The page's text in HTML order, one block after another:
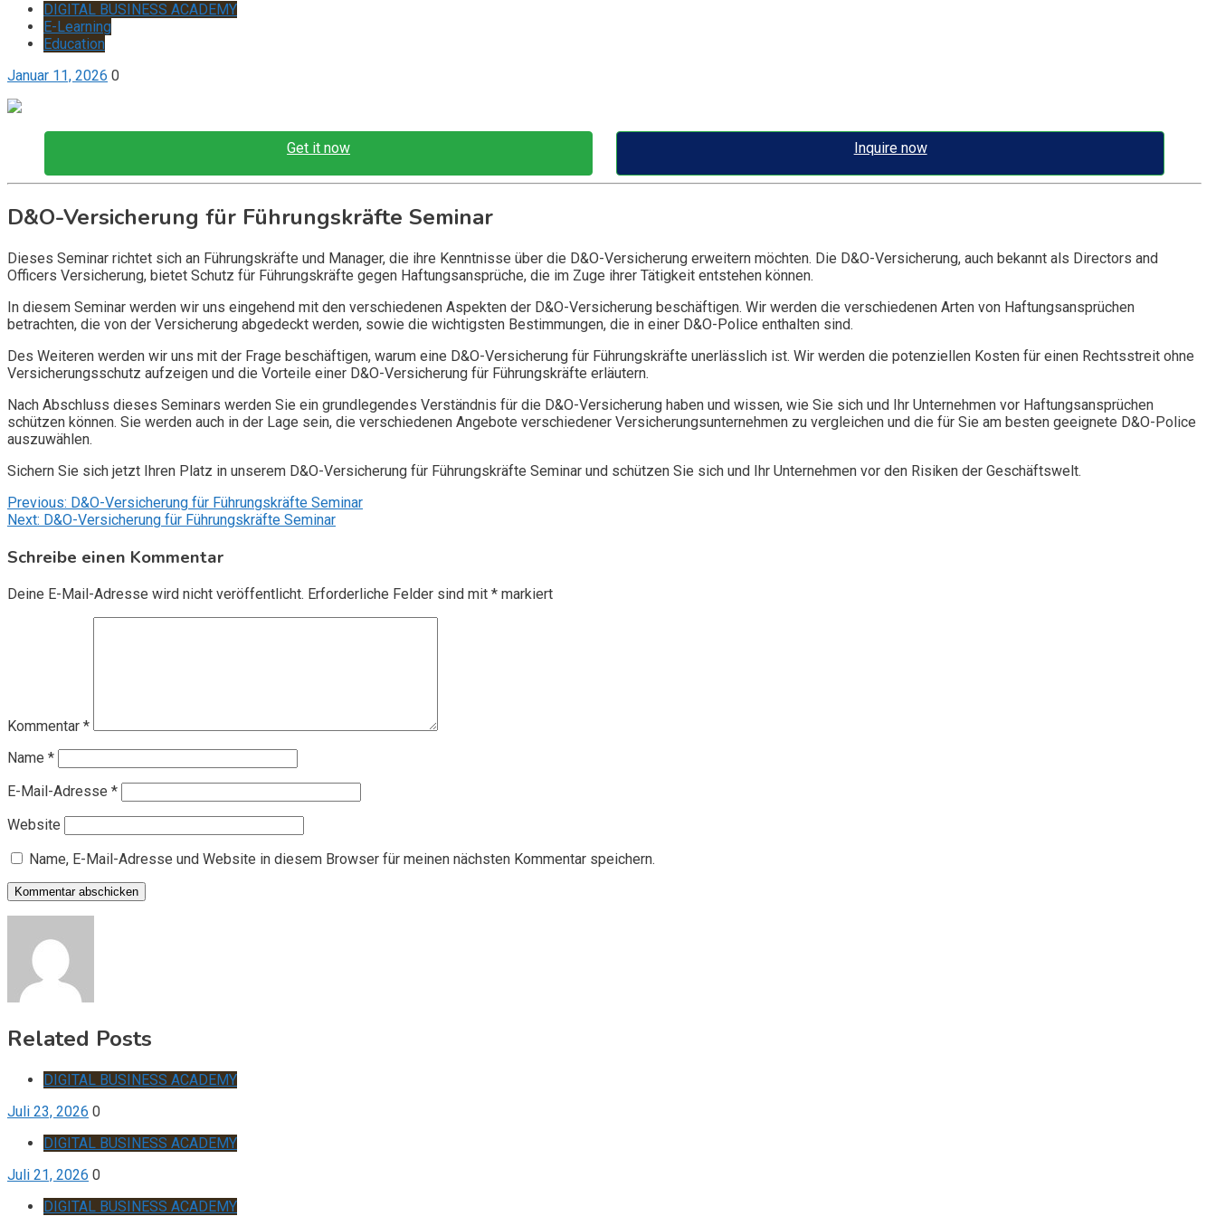
DIGITAL BUSINESS ACADEMY
E-Learning
Education
Januar 11, 2026 0
Get it now Inquire now
D&O-Versicherung für Führungskräfte Seminar
Dieses Seminar richtet sich an Führungskräfte und Manager, die ihre Kenntnisse über die D&O-Versicherung erweitern möchten. Die D&O-Versicherung, auch bekannt als Directors and
Officers Versicherung, bietet Schutz für Führungskräfte gegen Haftungsansprüche, die im Zuge ihrer Tätigkeit entstehen können.
In diesem Seminar werden wir uns eingehend mit den verschiedenen Aspekten der D&O-Versicherung beschäftigen. Wir werden die verschiedenen Arten von Haftungsansprüchen
betrachten, die von der Versicherung abgedeckt werden, sowie die wichtigsten Bestimmungen, die in einer D&O-Police enthalten sind.
Des Weiteren werden wir uns mit der Frage beschäftigen, warum eine D&O-Versicherung für Führungskräfte unerlässlich ist. Wir werden die potenziellen Kosten für einen Rechtsstreit ohne
Versicherungsschutz aufzeigen und die Vorteile einer D&O-Versicherung für Führungskräfte erläutern.
Nach Abschluss dieses Seminars werden Sie ein grundlegendes Verständnis für die D&O-Versicherung haben und wissen, wie Sie sich und Ihr Unternehmen vor Haftungsansprüchen
schützen können. Sie werden auch in der Lage sein, die verschiedenen Angebote verschiedener Versicherungsunternehmen zu vergleichen und die für Sie am besten geeignete D&O-Police
auszuwählen.
Sichern Sie sich jetzt Ihren Platz in unserem D&O-Versicherung für Führungskräfte Seminar und schützen Sie sich und Ihr Unternehmen vor den Risiken der Geschäftswelt.
Beitragsnavigation
Previous: D&O-Versicherung für Führungskräfte Seminar
Next: D&O-Versicherung für Führungskräfte Seminar
Schreibe einen Kommentar
Deine E-Mail-Adresse wird nicht veröffentlicht. Erforderliche Felder sind mit * markiert
Kommentar *
Name *
E-Mail-Adresse *
Website
Name, E-Mail-Adresse und Website in diesem Browser für meinen nächsten Kommentar speichern.
Related Posts
DIGITAL BUSINESS ACADEMY
Juli 23, 2026 0
DIGITAL BUSINESS ACADEMY
Juli 21, 2026 0
DIGITAL BUSINESS ACADEMY